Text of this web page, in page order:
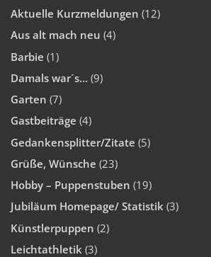
Aktuelle Kurzmeldungen (12)
Aus alt mach neu (4)
Barbie (1)
Damals war´s… (9)
Garten (7)
Gastbeiträge (4)
Gedankensplitter/Zitate (5)
Grüße, Wünsche (23)
Hobby – Puppenstuben (19)
Jubiläum Homepage/ Statistik (3)
Künstlerpuppen (2)
Leichtathletik (3)